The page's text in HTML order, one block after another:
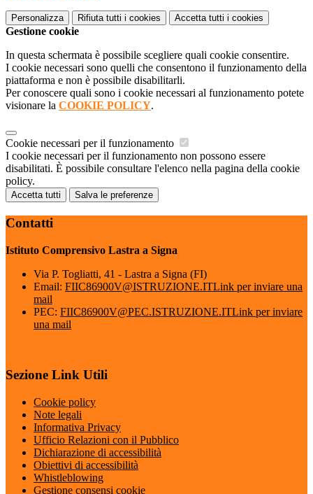
Personalizza Rifiuta tutti i cookies Accetta tutti i cookies
Gestione cookie
In questa schermata è possibile scegliere quali cookie consentire.
I cookie necessari sono quelli che consentono il funzionamento della
piattaforma e non è possibile disabilitarli.
Per conoscere quali sono i cookie necessari al funzionamento potete
visionare la COOKIE POLICY.
Cookie necessari per il funzionamento
I cookie necessari per il funzionamento non possono essere
disabilitati. È possibile consultare l'elenco nella pagina della cookie
policy.
Accetta tutti Salva le preferenze
Contatti
Istituto Comprensivo Lastra a Signa
Via P. Togliatti, 41 - Lastra a Signa (FI)
Email: FIIC86900V@ISTRUZIONE.ITLink per inviare una
mail
PEC: FIIC86900V@PEC.ISTRUZIONE.ITLink per inviare
una mail
Sezione Link Utili
Cookie policy
Note legali
Informativa Privacy
Ufficio Relazioni con il Pubblico
Dichiarazione di accessibilità
Obiettivi di accessibilità
Whistleblowing
Gestione consensi cookie